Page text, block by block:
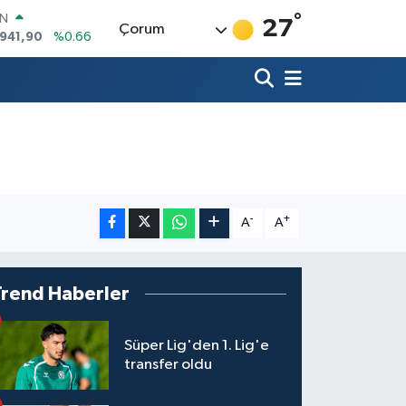
%0.06
Çorum 27°
A- A+
Haberler
Süper Lig'den 1. Lig'e
transfer oldu